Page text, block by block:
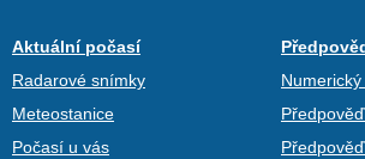
Aktuální počasí
Radarové snímky
Meteostanice
Počasí u vás